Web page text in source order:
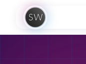
Aller au contenu